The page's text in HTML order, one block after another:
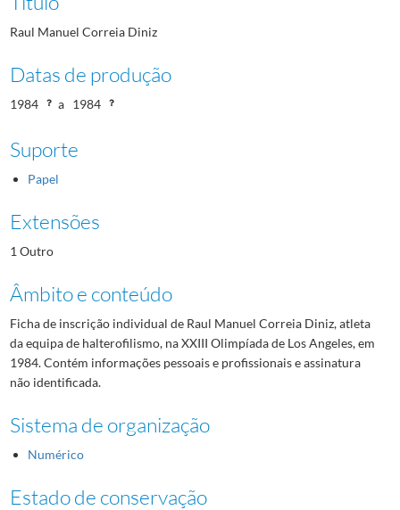
Raul Manuel Correia Diniz
Datas de produção
1984 a 1984
Suporte
Papel
Extensões
1 Outro
Âmbito e conteúdo
Ficha de inscrição individual de Raul Manuel Correia Diniz, atleta
da equipa de halterofilismo, na XXIII Olimpíada de Los Angeles, em
1984. Contém informações pessoais e profissionais e assinatura
não identificada.
Sistema de organização
Numérico
Estado de conservação